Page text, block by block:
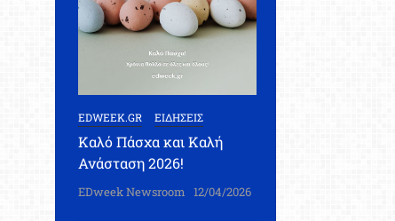
EDWEEK.GR ΕΙΔΗΣΕΙΣ
Καλό Πάσχα και Καλή
Ανάσταση 2026!
EDweek Newsroom 12/04/2026